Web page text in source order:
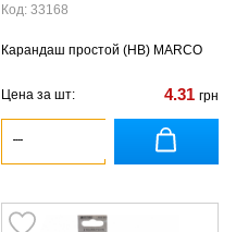
Код: 33168
Карандаш простой (HB) MARCO
Цена за шт: 4.31 грн